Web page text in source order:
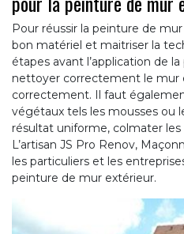
Pour réussir la peinture de
bon matériel et maitriser la
étapes avant l’application de
nettoyer correctement le mur
correctement. Il faut
végétaux tels les mousses ou
résultat uniforme, colmater
L’artisan JS Pro Renov,
les particuliers et les
peinture de mur extérieur.